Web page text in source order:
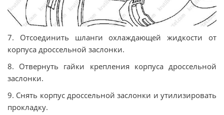
7. Отсоединить шланги охлаждающей жидкости от
корпуса дроссельной заслонки.
8. Отвернуть гайки крепления корпуса дроссельной
заслонки.
9. Снять корпус дроссельной заслонки и утилизировать
прокладку.